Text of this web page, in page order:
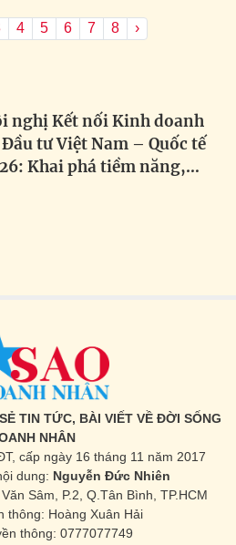
4 5 6 7 8 ›
nghị Kết nối Kinh doanh
tư Việt Nam – Quốc tế
Khai phá tiềm năng,
TIN TỨC, BÀI VIẾT VỀ ĐỜI SỐNG
NHÂN
cấp ngày 16 tháng 11 năm 2017
dung: Nguyễn Đức Nhiên
Sâm, P.2, Q.Tân Bình, TP.HCM
thông: Hoàng Xuân Hải
thông: 0777077749